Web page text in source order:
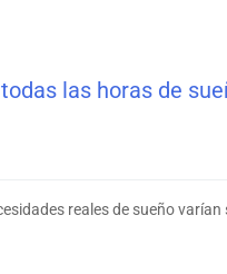
las horas de
reales de sueño varían